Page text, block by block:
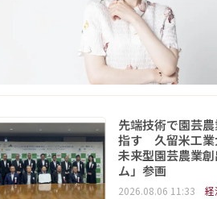
先端技術で園芸
指す 久留米工業
未来型園芸農業
ム」参画
2026.08.06 11:33 経